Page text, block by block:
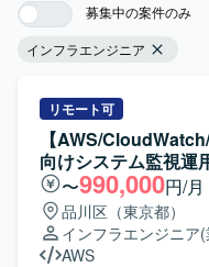
募集中の案件のみ
インフラエンジニア
リモート可
【AWS/
向けシステム監視運
〜990,000円/月
品川区（東京都）
インフラエンジニア
AWS